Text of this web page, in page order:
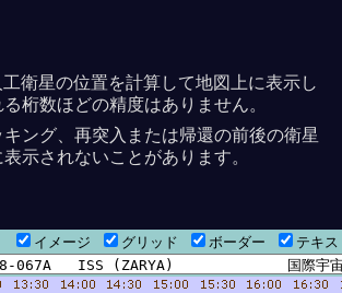
衛星の位置を計算して地図上に表示し
桁数ほどの精度はありません。
ング、再突入または帰還の前後の衛星
示されないことがあります。
イメージ グリッド ボーダー テキ